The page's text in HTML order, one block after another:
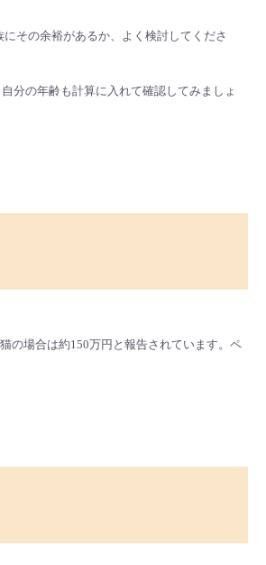
その余裕があるか、よく検討してくださ
分の年齢も計算に入れて確認してみましょ
の場合は約150万円と報告されています。ペ